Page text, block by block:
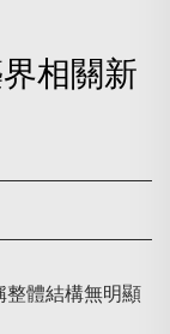
相關新
體結構無明顯